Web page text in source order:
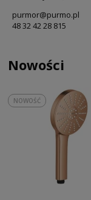
purmor@purmo.pl
48 32 42 28 815
Nowości
NOWOŚĆ